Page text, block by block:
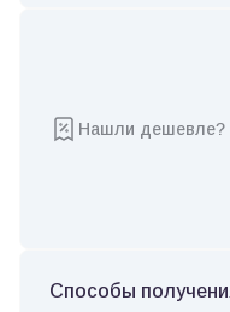
Нашли дешевле?
Способы